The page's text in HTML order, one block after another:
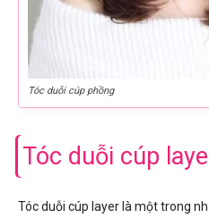
Tóc duỗi cúp phồng
Tóc duỗi cúp
Tóc duỗi cúp layer là một trong